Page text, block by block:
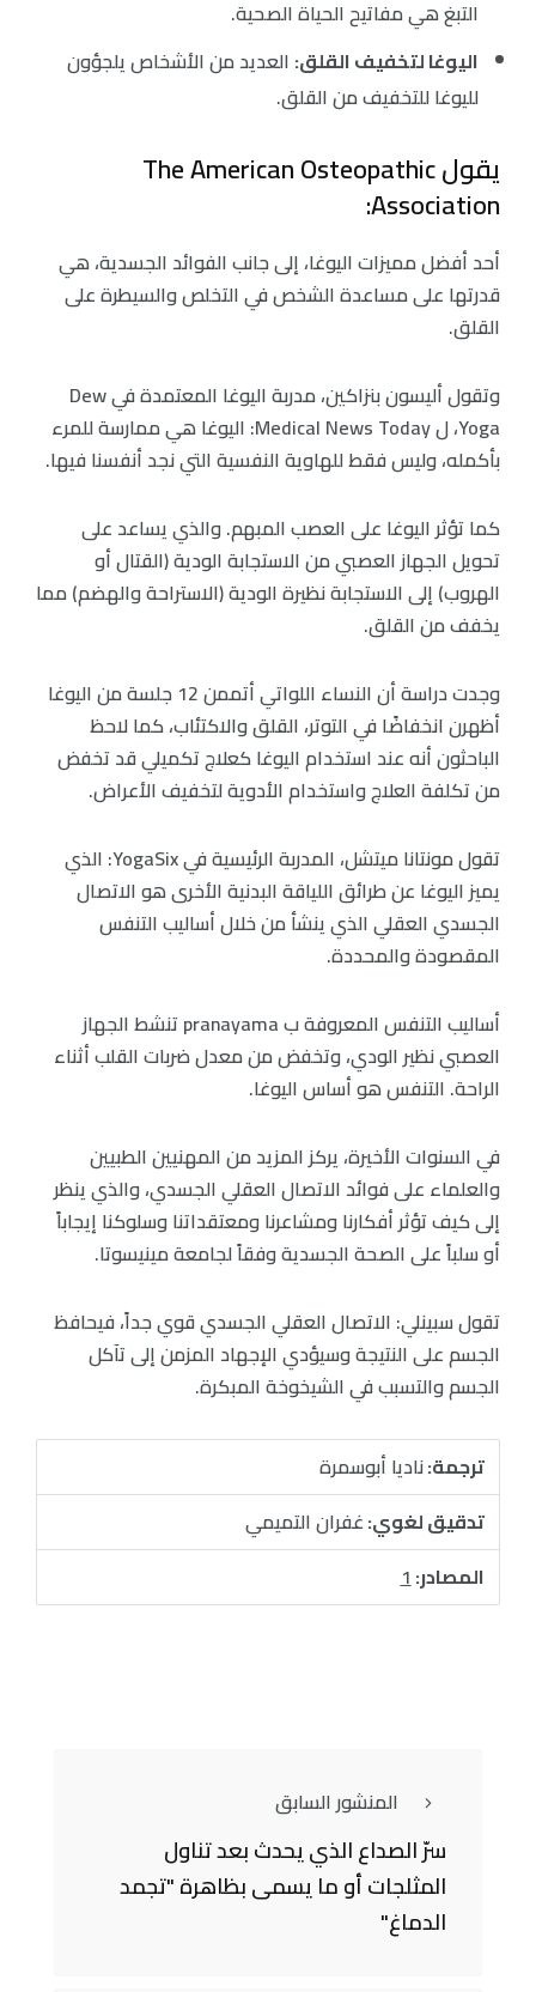
التبغ هي مفاتيح الحياة الصحية.
اليوغا لتخفيف القلق: العديد من الأشخاص يلجؤون
لليوغا للتخفيف من القلق.
يقول The American Osteopathic
Association:
أحد أفضل مميزات اليوغا، إلى جانب الفوائد الجسدية، هي
قدرتها على مساعدة الشخص في التخلص والسيطرة على
القلق.
وتقول أليسون بنزاكين، مدربة اليوغا المعتمدة في Dew
Yoga، ل Medical News Today: اليوغا هي ممارسة للمرء
بأكمله، وليس فقط للهاوية النفسية التي نجد أنفسنا فيها.
كما تؤثر اليوغا على العصب المبهم. والذي يساعد على
تحويل الجهاز العصبي من الاستجابة الودية (القتال أو
الهروب) إلى الاستجابة نظيرة الودية (الاستراحة والهضم) مما
يخفف من القلق.
وجدت دراسة أن النساء اللواتي أتممن 12 جلسة من اليوغا
أظهرن انخفاضًا في التوتر، القلق والاكتئاب، كما لاحظ
الباحثون أنه عند استخدام اليوغا كعلاج تكميلي قد تخفض
من تكلفة العلاج واستخدام الأدوية لتخفيف الأعراض.
تقول مونتانا ميتشل، المدربة الرئيسية في YogaSix: الذي
يميز اليوغا عن طرائق اللياقة البدنية الأخرى هو الاتصال
الجسدي العقلي الذي ينشأ من خلال أساليب التنفس
المقصودة والمحددة.
أساليب التنفس المعروفة ب pranayama تنشط الجهاز
العصبي نظير الودي، وتخفض من معدل ضربات القلب أثناء
الراحة. التنفس هو أساس اليوغا.
في السنوات الأخيرة، يركز المزيد من المهنيين الطبيين
والعلماء على فوائد الاتصال العقلي الجسدي، والذي ينظر
إلى كيف تؤثر أفكارنا ومشاعرنا ومعتقداتنا وسلوكنا إيجاباً
أو سلباً على الصحة الجسدية وفقاً لجامعة مينيسوتا.
تقول سبينلي: الاتصال العقلي الجسدي قوي جداً، فيحافظ
الجسم على النتيجة وسيؤدي الإجهاد المزمن إلى تآكل
الجسم والتسبب في الشيخوخة المبكرة.
ترجمة:ناديا أبوسمرة
تدقيق لغوي:غفران التميمي
المصادر:1
المنشور السابق
سرّ الصداع الذي يحدث بعد تناول
المثلجات أو ما يسمى بظاهرة "تجمد
الدماغ"